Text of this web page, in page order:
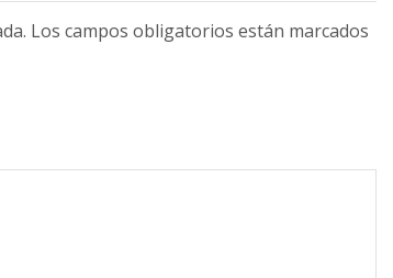
Los campos obligatorios están marcados